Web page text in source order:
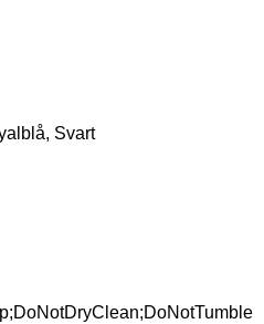
Svart